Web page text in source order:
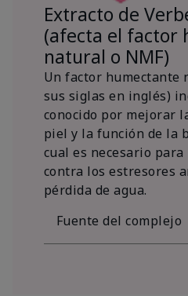
Extracto de
(afecta el factor
natural o NMF)
Un factor humectante
sus siglas en inglés)
conocido por mejorar
piel y la función de la
cual es necesario
contra los estresores
pérdida de agua.
Fuente del complejo